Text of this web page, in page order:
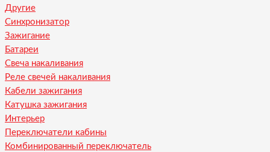
Другие
Синхронизатор
Зажигание
Батареи
Свеча накаливания
Реле свечей накаливания
Кабели зажигания
Катушка зажигания
Интерьер
Переключатели кабины
Комбинированный переключатель